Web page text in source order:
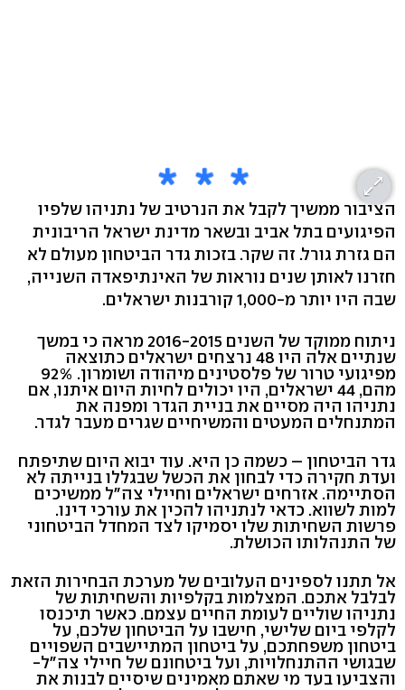
הציבור ממשיך לקבל את הנרטיב של נתניהו שלפיו
הפיגועים בתל אביב ובשאר מדינת ישראל הריבונית
הם גזרת גורל. זה שקר. בזכות גדר הביטחון מעולם לא
חזרנו לאותן שנים נוראות של האינתיפאדה השנייה,
שבה היו יותר מ-1,000 קורבנות ישראלים.
ניתוח ממוקד של השנים 2016-2015 מראה כי במשך
שנתיים אלה היו 48 נרצחים ישראלים כתוצאה
מפיגועי טרור של פלסטינים מיהודה ושומרון. 92%
מהם, 44 ישראלים, היו יכולים לחיות היום איתנו, אם
נתניהו היה מסיים את בניית הגדר ומפנה את
המתנחלים המעטים והמשיחיים שגרים מעבר לגדר.
גדר הביטחון – כשמה כן היא. עוד יבוא היום שתיפתח
ועדת חקירה כדי לבחון את הכשל שבגללו בנייתה לא
הסתיימה. אזרחים ישראלים וחיילי צה"ל ממשיכים
למות לשווא. כדאי לנתניהו להכין את עורכי דינו.
פרשות השחיתות שלו יסמיקו לצד המחדל הביטחוני
של התנהלותו הכושלת.
אל תתנו לספינים העלובים של מערכת הבחירות הזאת
לבלבל אתכם. המצלמות בקלפיות והשחיתות של
נתניהו שוליים לעומת החיים עצמם. כאשר תיכנסו
לקלפי ביום שלישי, חישבו על הביטחון שלכם, על
ביטחון משפחתכם, על ביטחון המתיישבים השפויים
שבגושי ההתנחלויות, ועל ביטחונם של חיילי צה"ל-
והצביעו בעד מי שאתם מאמינים שיסיים לבנות את